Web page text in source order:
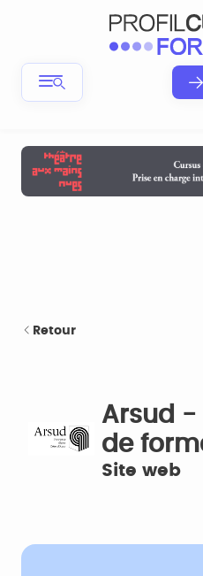
Retour
Arsud -
de
Site web